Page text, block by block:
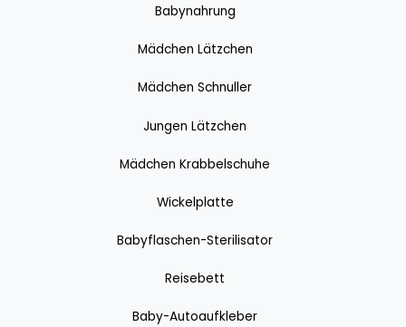
Babynahrung
Mädchen Lätzchen
Mädchen Schnuller
Jungen Lätzchen
Mädchen Krabbelschuhe
Wickelplatte
Babyflaschen-Sterilisator
Reisebett
Baby-Autoaufkleber